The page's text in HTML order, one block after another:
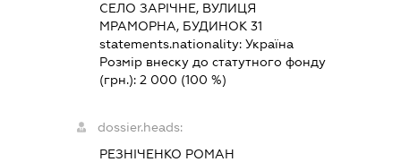
СЕЛО ЗАРІЧНЕ, ВУЛИЦЯ
МРАМОРНА, БУДИНОК 31
statements.nationality:Україна
Розмір внеску до статутного фонду
(грн.):2 000 (100 %)
dossier.heads:
РЕЗНІЧЕНКО РОМАН